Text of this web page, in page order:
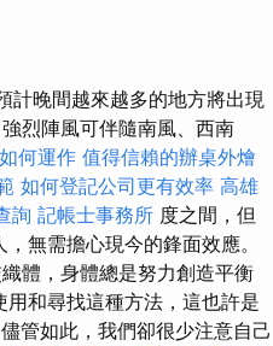
晚間越來越多的地方將出現
烈陣風可伴隨南風、西南
何運作 值得信賴的辦桌外燴
如何登記公司更有效率 高雄
詢 記帳士事務所 度之間，但
無需擔心現今的鋒面效應。
體，身體總是努力創造平衡
和尋找這種方法，這也許是
儘管如此，我們卻很少注意自己